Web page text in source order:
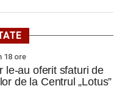
Google
Cupa României:
0-1 (0-0)
18 ore
le-au oferit sfaturi de
de la Centrul „Lotus”